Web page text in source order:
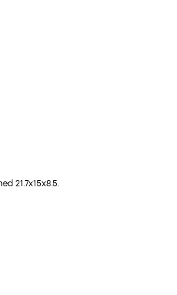
21.7x15x8.5.